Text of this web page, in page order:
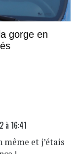
gorge en
16:41
même et j’étais